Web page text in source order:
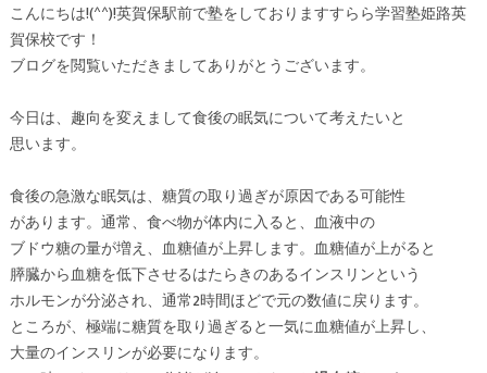
こんにちは!(^^)!英賀保駅前で塾をしておりますすらら学習塾姫路英
賀保校です！
ブログを閲覧いただきましてありがとうございます。
今日は、趣向を変えまして食後の眠気について考えたいと
思います。
食後の急激な眠気は、糖質の取り過ぎが原因である可能性
があります。通常、食べ物が体内に入ると、血液中の
ブドウ糖の量が増え、血糖値が上昇します。血糖値が上がると
膵臓から血糖を低下させるはたらきのあるインスリンという
ホルモンが分泌され、通常2時間ほどで元の数値に戻ります。
ところが、極端に糖質を取り過ぎると一気に血糖値が上昇し、
大量のインスリンが必要になります。